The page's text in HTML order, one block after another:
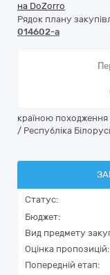
на DoZorro
Рядок плану
014602-a
країною походження
/ Республіка
Статус:
Бюджет:
Вид предмету
Оцінка пропозицій:
Попередній етап: